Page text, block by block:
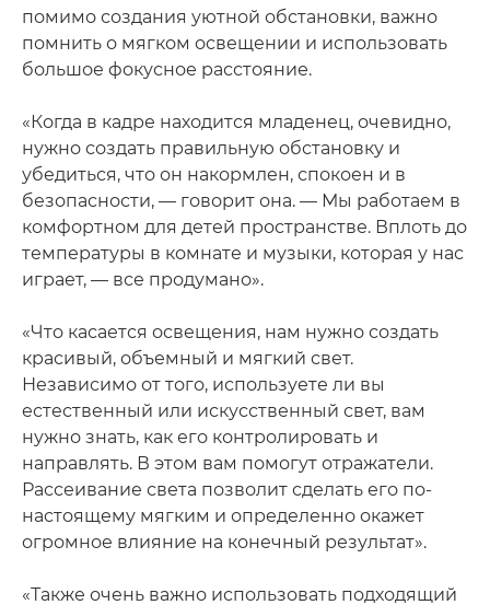
помимо создания уютной обстановки, важно
помнить о мягком освещении и использовать
большое фокусное расстояние.
«Когда в кадре находится младенец, очевидно,
нужно создать правильную обстановку и
убедиться, что он накормлен, спокоен и в
безопасности, — говорит она. — Мы работаем в
комфортном для детей пространстве. Вплоть до
температуры в комнате и музыки, которая у нас
играет, — все продумано».
«Что касается освещения, нам нужно создать
красивый, объемный и мягкий свет.
Независимо от того, используете ли вы
естественный или искусственный свет, вам
нужно знать, как его контролировать и
направлять. В этом вам помогут отражатели.
Рассеивание света позволит сделать его по-
настоящему мягким и определенно окажет
огромное влияние на конечный результат».
«Также очень важно использовать подходящий